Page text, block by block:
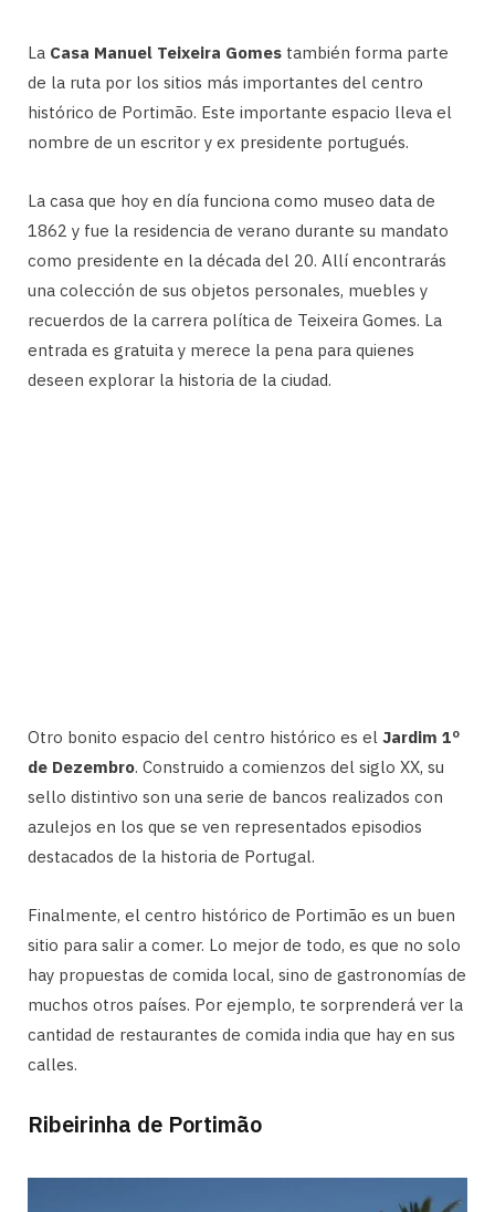
La Casa Manuel Teixeira Gomes también forma parte
de la ruta por los sitios más importantes del centro
histórico de Portimão. Este importante espacio lleva el
nombre de un escritor y ex presidente portugués.
La casa que hoy en día funciona como museo data de
1862 y fue la residencia de verano durante su mandato
como presidente en la década del 20. Allí encontrarás
una colección de sus objetos personales, muebles y
recuerdos de la carrera política de Teixeira Gomes. La
entrada es gratuita y merece la pena para quienes
deseen explorar la historia de la ciudad.
Otro bonito espacio del centro histórico es el Jardim 1º
de Dezembro. Construido a comienzos del siglo XX, su
sello distintivo son una serie de bancos realizados con
azulejos en los que se ven representados episodios
destacados de la historia de Portugal.
Finalmente, el centro histórico de Portimão es un buen
sitio para salir a comer. Lo mejor de todo, es que no solo
hay propuestas de comida local, sino de gastronomías de
muchos otros países. Por ejemplo, te sorprenderá ver la
cantidad de restaurantes de comida india que hay en sus
calles.
Ribeirinha de Portimão